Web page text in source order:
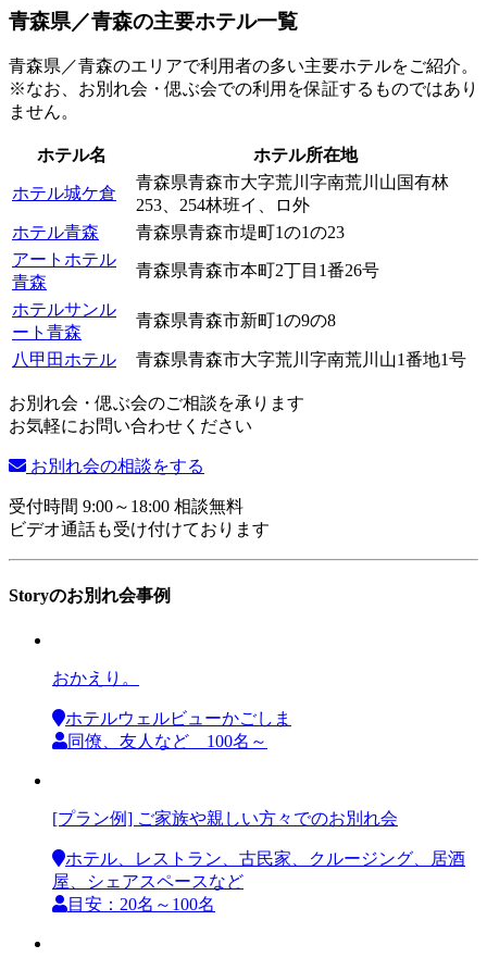
青森県／青森の主要ホテル一覧
青森県／青森のエリアで利用者の多い主要ホテルをご紹介。
※なお、お別れ会・偲ぶ会での利用を保証するものではあり
ません。
ホテル名 ホテル所在地
ホテル城ケ倉
青森県青森市大字荒川字南荒川山国有林
253、254林班イ、ロ外
ホテル青森
青森県青森市堤町1の1の23
アートホテル
青森
青森県青森市本町2丁目1番26号
ホテルサンル
ート青森
青森県青森市新町1の9の8
八甲田ホテル 青森県青森市大字荒川字南荒川山1番地1号
お別れ会・偲ぶ会のご相談を承ります
お気軽にお問い合わせください
お別れ会の相談をする
受付時間 9:00～18:00 相談無料
ビデオ通話も受け付けております
Storyのお別れ会事例
おかえり。
ホテルウェルビューかごしま
同僚、友人など 100名～
[プラン例] ご家族や親しい方々でのお別れ会
ホテル、レストラン、古民家、クルージング、居酒
屋、シェアスペースなど
目安：20名～100名